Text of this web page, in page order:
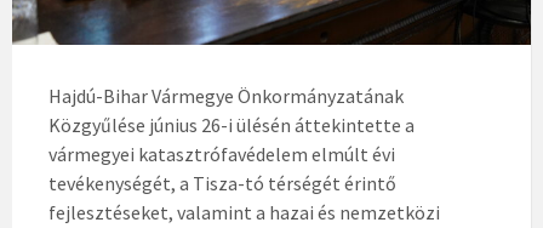
Hajdú-Bihar Vármegye Önkormányzatának
Közgyűlése június 26-i ülésén áttekintette a
vármegyei katasztrófavédelem elmúlt évi
tevékenységét, a Tisza-tó térségét érintő
fejlesztéseket, valamint a hazai és nemzetközi